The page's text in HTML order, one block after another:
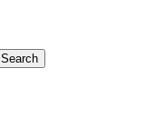
Search